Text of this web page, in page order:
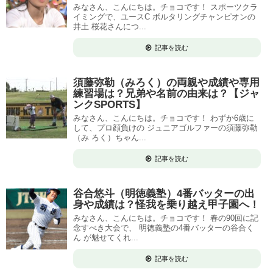
みなさん、こんにちは。チョコです！ スポーツクラ
イミングで、ユースC ボルタリングチャンピオンの
井土 桜花さんにつ...
記事を読む
須藤弥勒（みろく）の両親や成績や専用
練習場は？兄弟や名前の由来は？【ジャ
ンクSPORTS】
みなさん、こんにちは。チョコです！ わずか6歳に
して、プロ顔負けの ジュニアゴルファーの須藤弥勒
（み ろく）ちゃん...
記事を読む
谷合悠斗（明徳義塾）4番バッターの出
身や成績は？怪我を乗り越え甲子園へ！
みなさん、こんにちは。チョコです！ 春の90回に記
念すべき大会で、 明徳義塾の4番バッターの谷合く
ん が魅せてくれ...
記事を読む